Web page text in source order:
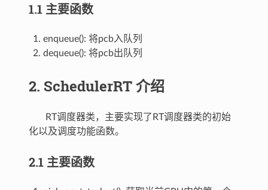
1.1 主要函数
enqueue(): 将pcb入队列
dequeue(): 将pcb出队列
2. SchedulerRT 介绍
RT调度器类，主要实现了RT调度器类的初始
化以及调度功能函数。
2.1 主要函数